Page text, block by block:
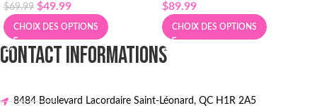
$69.99 $49.99
CHOIX DES OPTIONS
$89.99
CHOIX DES OPTIONS
CONTACT INFORMATIONS
8484 Boulevard Lacordaire Saint-Léonard, QC H1R 2A5